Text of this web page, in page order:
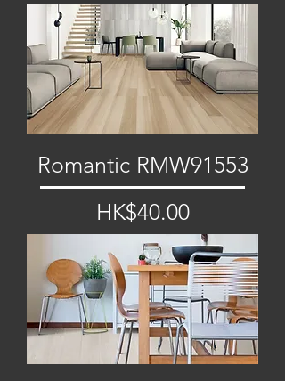
Romantic RMW91553
價格
HK$40.00